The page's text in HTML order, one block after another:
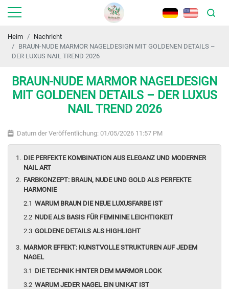
Heim
Nachricht
BRAUN-NUDE MARMOR NAGELDESIGN MIT GOLDENEN DETAILS –
DER LUXUS NAIL TREND 2026
BRAUN-NUDE MARMOR NAGELDESIGN
MIT GOLDENEN DETAILS – DER LUXUS
NAIL TREND 2026
Datum der Veröffentlichung: 01/05/2026 11:57 PM
DIE PERFEKTE KOMBINATION AUS ELEGANZ UND MODERNER
NAIL ART
FARBKONZEPT: BRAUN, NUDE UND GOLD ALS PERFEKTE
HARMONIE
WARUM BRAUN DIE NEUE LUXUSFARBE IST
NUDE ALS BASIS FÜR FEMININE LEICHTIGKEIT
GOLDENE DETAILS ALS HIGHLIGHT
MARMOR EFFEKT: KUNSTVOLLE STRUKTUREN AUF JEDEM
NAGEL
DIE TECHNIK HINTER DEM MARMOR LOOK
WARUM JEDER NAGEL EIN UNIKAT IST